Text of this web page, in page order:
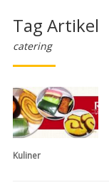
Tag Artikel
catering
Kuliner